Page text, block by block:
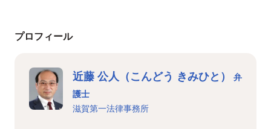
プロフィール
近藤 公人（こんどう きみひと）
弁
護士
滋賀第一法律事務所